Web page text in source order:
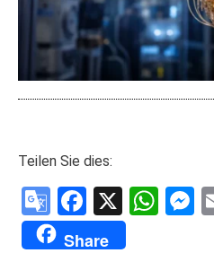
Teilen Sie dies:
Google
Translate
Facebook
X
Share